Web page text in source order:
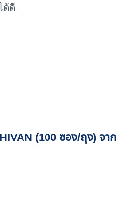
ด้ดี
(100 ซอง/ถุง) จา